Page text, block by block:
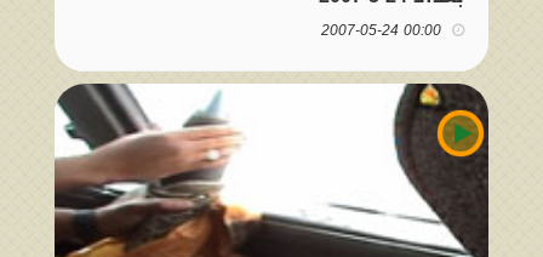
00:00 2007-05-24